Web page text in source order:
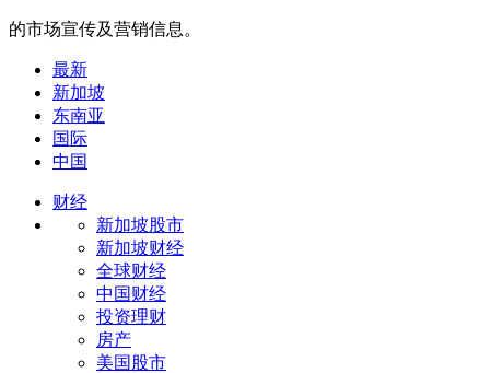
的市场宣传及营销信息。
最新
新加坡
东南亚
国际
中国
财经
新加坡股市
新加坡财经
全球财经
中国财经
投资理财
房产
美国股市